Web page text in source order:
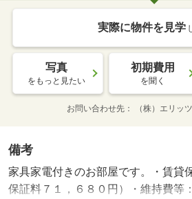
実際に物件を見学
写真
をもっと見たい
初期費用
を聞く
お問い合わせ先 （株）エリッ
備考
家具家電付きのお部屋です。・賃貸
保証料７１，６８０円）・維持費等